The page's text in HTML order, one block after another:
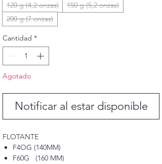
120 g (4,2 onzas)
150 g (5,2 onzas)
200 g (7 onzas)
Cantidad *
Agotado
Notificar al estar disponible
FLOTANTE
F4OG (140MM)
F60G (160 MM)